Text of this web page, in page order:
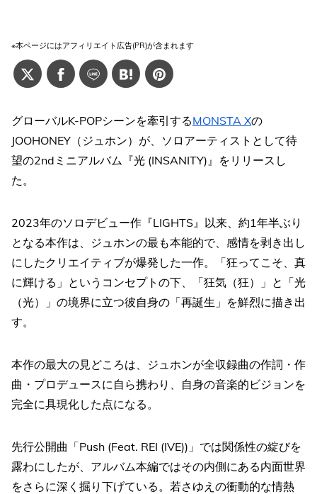
※本ページにはアフィリエイト広告(PR)が含まれます
グローバルK-POPシーンを牽引するMONSTA Xの
JOOHONEY（ジュホン）が、ソロアーティストとして待
望の2ndミニアルバム『光 (INSANITY)』をリリースし
た。
2023年のソロデビュー作『LIGHTS』以来、約1年半ぶり
となる本作は、ジュホンの最も本能的で、感情を剥き出し
にしたクリエイティブが爆発した一作。「狂ってこそ、真
に輝ける」というコンセプトの下、「狂気（狂）」と「光
（光）」の境界に立つ彼自身の「再誕生」を鮮烈に描き出
す。
本作の最大の見どころは、ジュホンが全収録曲の作詞・作
曲・プロデュースに自ら携わり、自身の音楽的ビジョンを
完全に具現化した点になる。
先行公開曲「Push (Feat. REI (IVE))」では関係性の綻びを
露わにしたが、アルバム本編ではその内側にある内面世界
をさらに深く掘り下げている。若さゆえの衝動的な情熱